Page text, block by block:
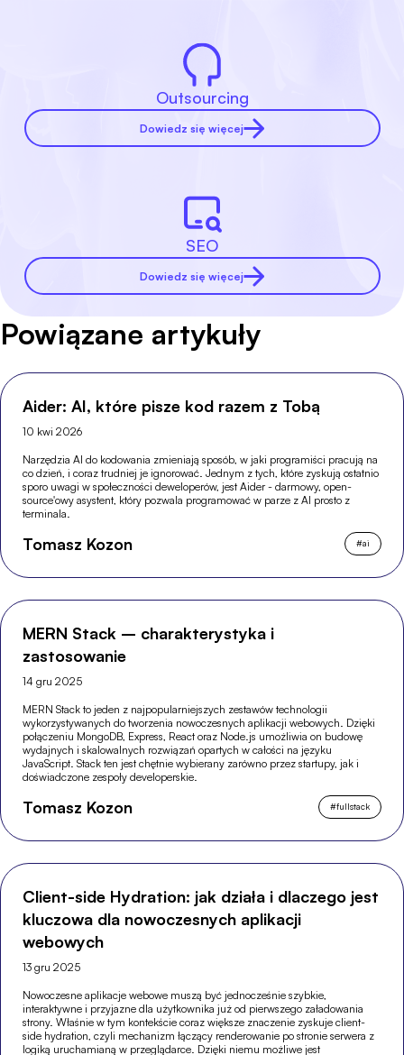
Outsourcing
Dowiedz się więcej
SEO
Dowiedz się więcej
Powiązane artykuły
Aider: AI, które pisze kod razem z Tobą
10 kwi 2026
Narzędzia AI do kodowania zmieniają sposób, w jaki programiści pracują na
co dzień, i coraz trudniej je ignorować. Jednym z tych, które zyskują ostatnio
sporo uwagi w społeczności deweloperów, jest Aider - darmowy, open-
source'owy asystent, który pozwala programować w parze z AI prosto z
terminala.
Tomasz Kozon #ai
MERN Stack – charakterystyka i
zastosowanie
14 gru 2025
MERN Stack to jeden z najpopularniejszych zestawów technologii
wykorzystywanych do tworzenia nowoczesnych aplikacji webowych. Dzięki
połączeniu MongoDB, Express, React oraz Node.js umożliwia on budowę
wydajnych i skalowalnych rozwiązań opartych w całości na języku
JavaScript. Stack ten jest chętnie wybierany zarówno przez startupy, jak i
doświadczone zespoły developerskie.
Tomasz Kozon #fullstack
Client-side Hydration: jak działa i dlaczego jest
kluczowa dla nowoczesnych aplikacji
webowych
13 gru 2025
Nowoczesne aplikacje webowe muszą być jednocześnie szybkie,
interaktywne i przyjazne dla użytkownika już od pierwszego załadowania
strony. Właśnie w tym kontekście coraz większe znaczenie zyskuje client-
side hydration, czyli mechanizm łączący renderowanie po stronie serwera z
logiką uruchamianą w przeglądarce. Dzięki niemu możliwe jest